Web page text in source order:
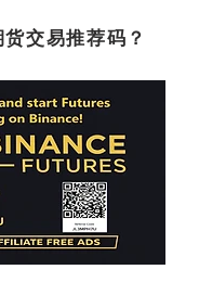
交易推荐码？